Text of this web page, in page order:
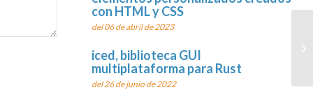
con HTML y CSS
del 06 de abril de 2023
iced, biblioteca GUI
multiplataforma para Rust
del 26 de junio de 2022